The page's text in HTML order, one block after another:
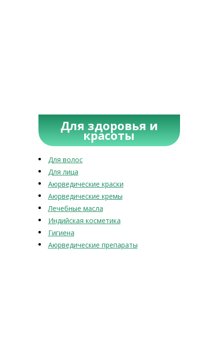
Для здоровья и
красоты
Для волос
Для лица
Аюрведические краски
Аюрведические кремы
Лечебные масла
Индийская косметика
Гигиена
Аюрведические препараты